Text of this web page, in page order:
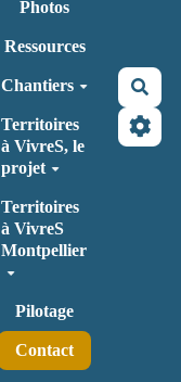
Photos
Ressources
Chantiers
Territoires
à VivreS, le
projet
Territoires
à VivreS
Montpellier
Pilotage
Contact